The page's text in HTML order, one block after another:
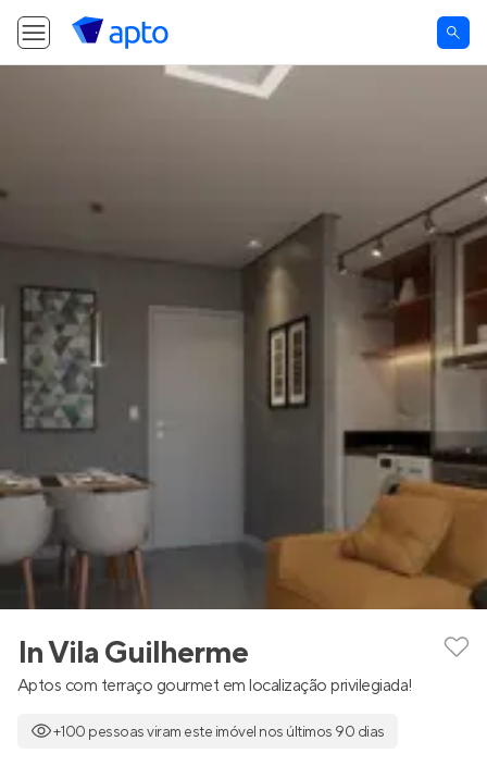
In Vila Guilherme
Aptos com terraço gourmet em localização privilegiada!
+100 pessoas viram este imóvel nos últimos 90 dias